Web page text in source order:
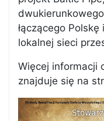
łączącego
lokalnej sieci
Więcej informacji
znajduje się na